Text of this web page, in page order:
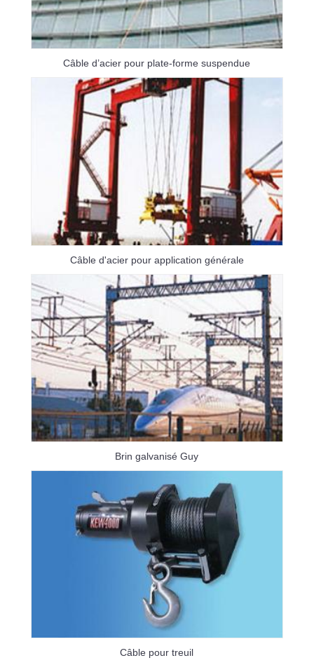
Câble d’acier pour plate-forme suspendue
Câble d'acier pour application générale
Brin galvanisé Guy
Câble pour treuil